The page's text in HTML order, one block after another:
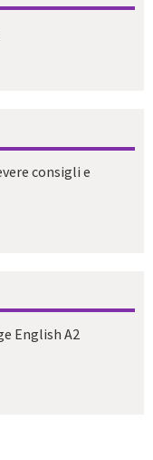
consigli e
English A2